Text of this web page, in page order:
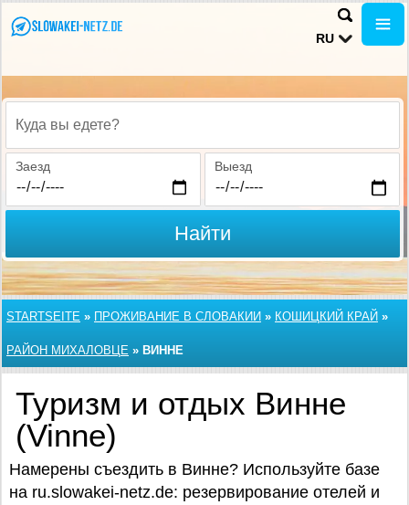
RU
Куда вы едете?
Заезд Выезд
Найти
STARTSEITE » ПРОЖИВАНИЕ В СЛОВАКИИ » КОШИЦКИЙ КРАЙ »
РАЙОН МИХАЛОВЦЕ » ВИННЕ
Туризм и отдых Винне
(Vinne)
Намерены съездить в Винне? Используйте базe
на ru.slowakei-netz.de: резервирование отелей и